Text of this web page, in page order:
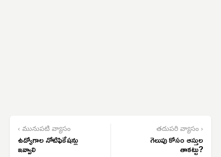
‹ మునుపటి వ్యాసం
ఉద్యోగాల నోటిఫికేషన్లు
ఇవ్వాలి
తదుపరి వ్యాసం ›
గెలుపు కోసం ఆస్తుల
తాకట్టు?